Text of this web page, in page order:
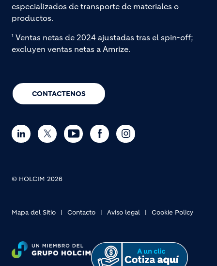
CONTACTENOS
especializados de transporte de materiales o
productos.
¹ Ventas netas de 2024 ajustadas tras el spin-off;
excluyen ventas netas a Amrize.
© HOLCIM 2026
Mapa del Sitio Contacto Aviso legal Cookie Policy